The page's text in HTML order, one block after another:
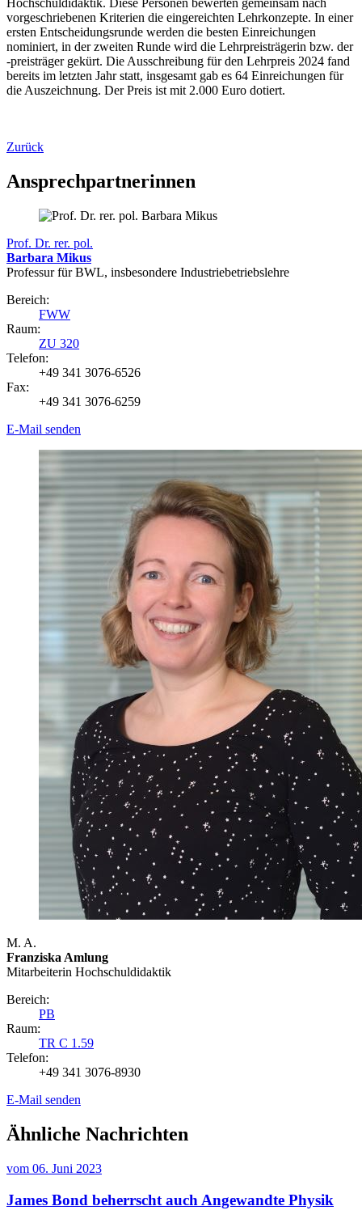
Hochschuldidaktik. Diese Personen bewerten gemeinsam nach
vorgeschriebenen Kriterien die eingereichten Lehrkonzepte. In einer
ersten Entscheidungsrunde werden die besten Einreichungen
nominiert, in der zweiten Runde wird die Lehrpreisträgerin bzw. der
-preisträger gekürt. Die Ausschreibung für den Lehrpreis 2024 fand
bereits im letzten Jahr statt, insgesamt gab es 64 Einreichungen für
die Auszeichnung. Der Preis ist mit 2.000 Euro dotiert.
Zurück
Ansprechpartnerinnen
Prof. Dr. rer. pol.
Barbara Mikus
Professur für BWL, insbesondere Industriebetriebslehre
Bereich:
FWW
Raum:
ZU 320
Telefon:
+49 341 3076-6526
Fax:
+49 341 3076-6259
E-Mail senden
M. A.
Franziska Amlung
Mitarbeiterin Hochschuldidaktik
Bereich:
PB
Raum:
TR C 1.59
Telefon:
+49 341 3076-8930
E-Mail senden
Ähnliche Nachrichten
vom 06. Juni 2023
James Bond beherrscht auch Angewandte Physik